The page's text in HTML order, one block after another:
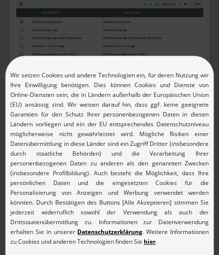
Screenshot EventLog Analyzer: Mit dem vorkonfigurierten Alarm
„Windows ShutDowns“ werden Sie umgehend informiert, wenn
ein Windows-Server heruntergefahren wird.
Profitipp:
Automatische Ticketerstellung bei
sicherheitskritischen Events für das Incident
Management.
Sie könnenEventLog Analyzerübrigens so
konfigurieren, dass bei sicherheitskritischen
Events automatisch ein Ticket in Ihrer Helpdesk-